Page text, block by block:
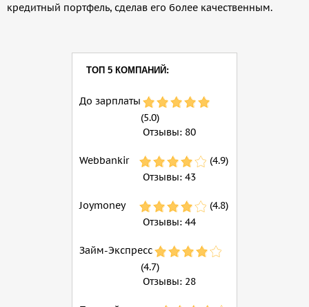
кредитный портфель, сделав его более качественным.
ТОП 5 КОМПАНИЙ:
До зарплаты
(5.0)
Отзывы: 80
Webbankir
(4.9)
Отзывы: 43
Joymoney
(4.8)
Отзывы: 44
Займ-Экспресс
(4.7)
Отзывы: 28